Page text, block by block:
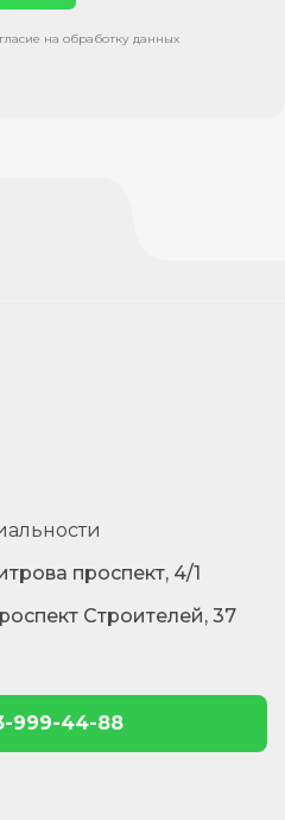
на обработку данных
проспект, 4/1
Строителей, 37
999-44-88